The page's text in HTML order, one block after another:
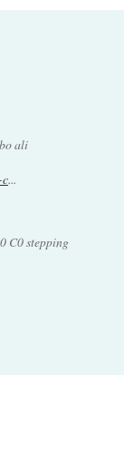
ali
...
C0 stepping